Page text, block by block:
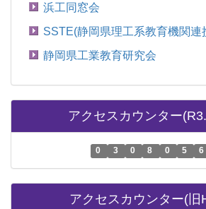
浜工同窓会
SSTE(静岡県理工系教育機関連
静岡県工業教育研究会
アクセスカウンター
0 3 0 8 0 5 6
アクセスカウンター(旧